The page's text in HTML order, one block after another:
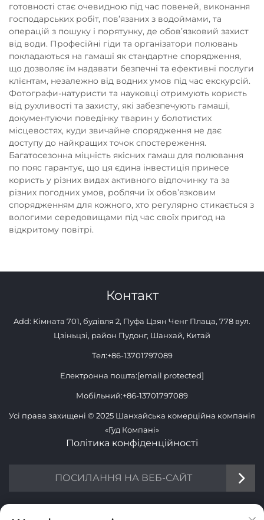
готовності стає очевидною під час повеней, виконання
господарських робіт, пов’язаних з водоймами, та
операцій з пошуку і порятунку, де обов’язковий захист
від води. Професійні гіди та організатори полювань
покладаються на гамаші як стандартне спорядження,
що дозволяє їм надавати безпечні та ефективні послуги
клієнтам, незалежно від водних умов під час екскурсій.
Фотографи-натуристи та науковці отримують користь
від рухливості та захисту, які забезпечують гамаші,
документуючи поведінку тварин у болотистих
місцевостях, куди звичайне спорядження не дає
доступу до найкращих точок спостереження.
Багатосезонна міцність якісних гамаш для полювання
по пояс гарантує, що ця єдина інвестиція принесе
користь у різних видах активного відпочинку та за
різних погодних умов, роблячи їх обов’язковим
спорядженням для кожного, хто регулярно стикається з
вологими середовищами під час своїх пригод на
відкритому повітрі.
Контакт
Add: Кімната 701, будівля 2, Пуфа Цзян Ченг Плаца, 778 вул.
Цзіньцзі, район Пудонг, Шанхай, Китай
Тел:+86-13701797089
Електронна пошта:[email protected]
Мобільний:+86-13701797089
Усі права захищені © 2025 Шанхайська комерційна компанія
«Гуд Компані»
Політика конфіденційності
ПОСИЛАННЯ НА ВЕБ-САЙТ
ІНФОРМАЦІЯ